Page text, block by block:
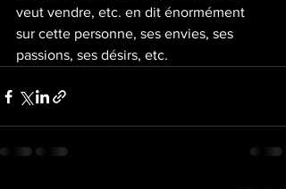
veut vendre, etc. en dit énormément
sur cette personne, ses envies, ses
passions, ses désirs, etc.